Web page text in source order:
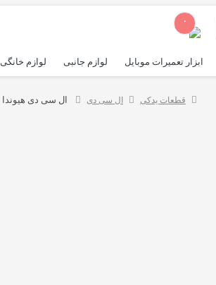
۰
ابزار تعمیرات موبایل لوازم جانبی لوازم خانگی
قطعات یدکی ال سی دی ال سی دی هیوندا